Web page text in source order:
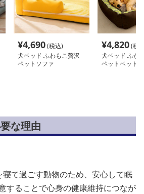
¥4,690(税込)
犬ベッド ふわもこ贅沢
ペットソファ
¥4,820(税
犬ベッド ふか
ペットベッド
な理由
て過ごす動物のため、安心して眠
することで心身の健康維持につなが